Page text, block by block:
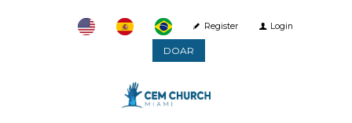
Register Login
DOAR